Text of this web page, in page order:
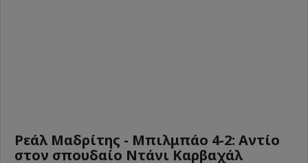
Ρεάλ Μαδρίτης - Μπιλμπάο 4-2: Αντίο
στον σπουδαίο Ντάνι Καρβαχάλ